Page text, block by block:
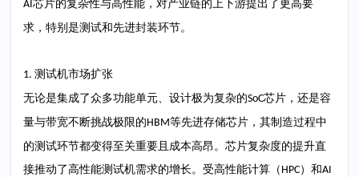
AI芯片的复杂性与高性能，对产业链的上下游提出了更高要
求，特别是测试和先进封装环节。
1.测试机市场扩张
无论是集成了众多功能单元、设计极为复杂的SoC芯片，还是容
量与带宽不断挑战极限的HBM等先进存储芯片，其制造过程中
的测试环节都变得至关重要且成本高昂。芯片复杂度的提升直
接推动了高性能测试机需求的增长。受高性能计算（ HPC）和AI